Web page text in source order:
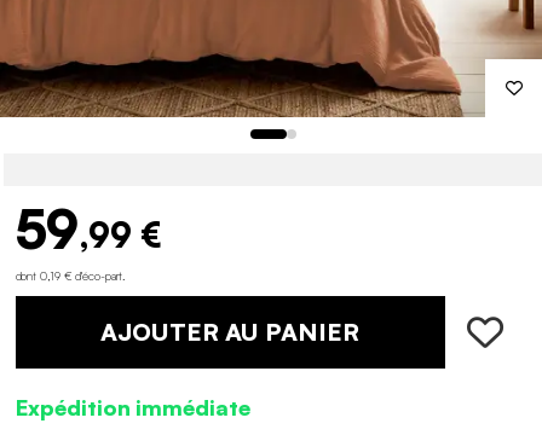
59,99 €
dont 0,19 € d'éco-part
AJOUTER AU PANIER
Expédition immédiate